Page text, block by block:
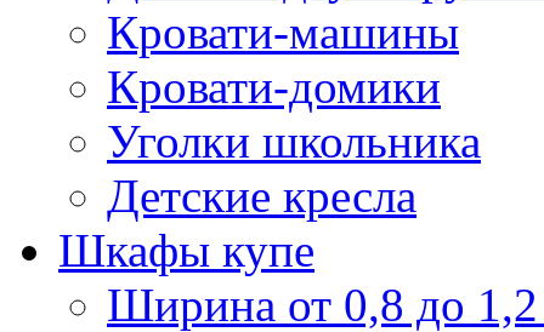
Кровати-машины
Кровати-домики
Уголки школьника
Детские кресла
Шкафы купе
Ширина от 0,8 до